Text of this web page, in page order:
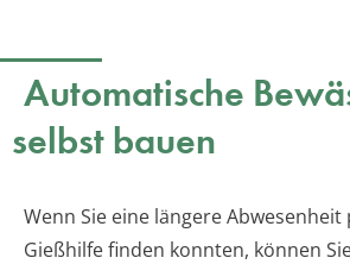
Automatische
selbst bauen
Wenn Sie eine längere
Gießhilfe finden konnten, können